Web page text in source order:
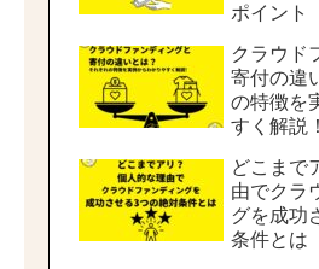
ポイント
クラウド
寄付の違
の特徴を
すく解説！
どこまで
由でクラ
グを成功
条件とは